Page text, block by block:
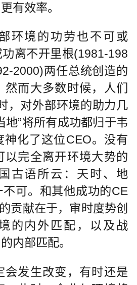
有效率。
境的功劳也不可或
离不开里根(1981-198
2000)两任总统创造的
然而大多数时候，人们
，对外部环境的助力几
地”将所有成功都归于韦
神化了这位CEO。没有
以完全离开环境大势的
古语所云：天时、地
可。和其他成功的CE
贡献在于，审时度势创
的内外匹配，以及战
内部匹配。
发生改变，有时还是